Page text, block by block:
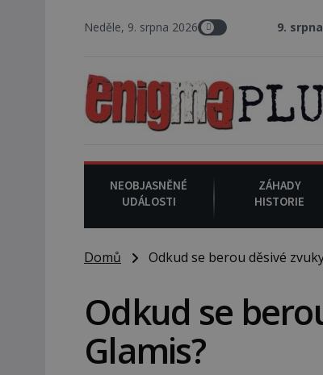
Neděle, 9. srpna 20269. srpna 1969 : V Los
NEOBJASNĚNÉ
UDÁLOSTI
ZÁHADY
HISTORIE
Domů Odkud se berou děsivé
Odkud se
Glamis?